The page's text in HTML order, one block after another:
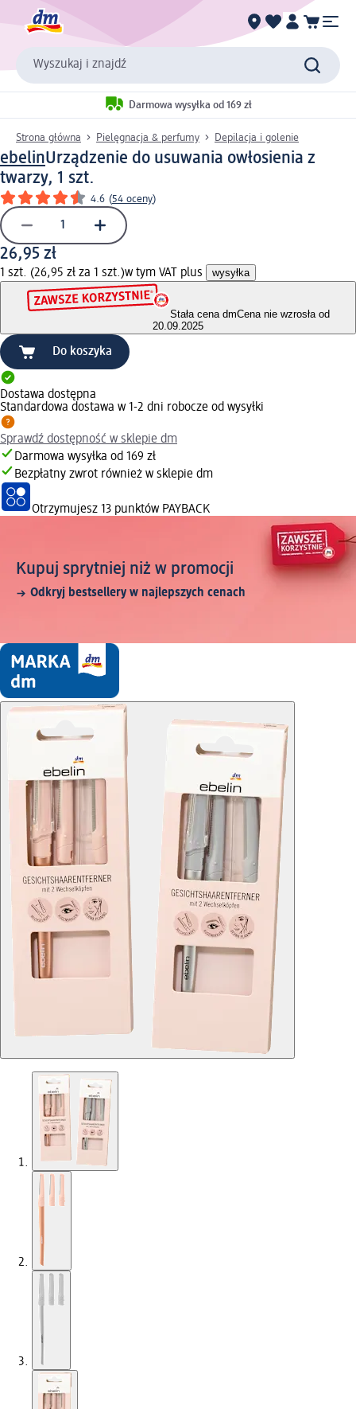
Wyszukaj i znajdź
Darmowa wysyłka od 169 zł
Strona główna Pielęgnacja & perfumy Depilacja i golenie
ebelinUrządzenie do usuwania owłosienia z
twarzy, 1 szt.
4.6 (54 oceny)
26,95 zł
1 szt. (26,95 zł za 1 szt.)w tym VAT plus wysyłka
Stała cena dmCena nie wzrosła od
20.09.2025
Do koszyka
Dostawa dostępna
Standardowa dostawa w 1-2 dni robocze od wysyłki
Sprawdź dostępność w sklepie dm
Darmowa wysyłka od 169 zł
Bezpłatny zwrot również w sklepie dm
Otrzymujesz 13 punktów PAYBACK
Kupuj sprytniej niż w promocji
Odkryj bestsellery w najlepszych cenach